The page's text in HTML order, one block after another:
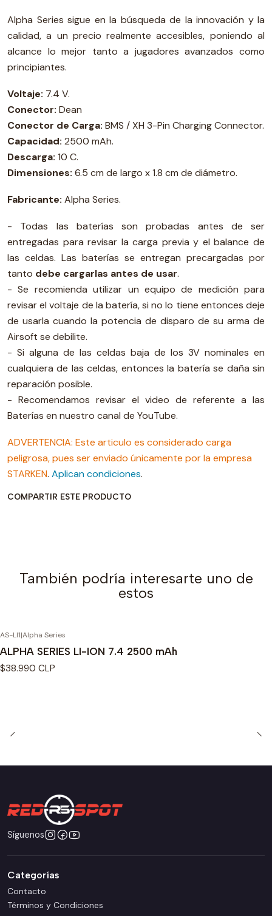
Alpha Series sigue en la búsqueda de la innovación y la
calidad, a un precio realmente accesibles, poniendo al
alcance lo mejor tanto a jugadores avanzados como
principiantes.
Voltaje: 7.4 V.
Conector: Dean
Conector de Carga: BMS / XH 3-Pin Charging Connector.
Capacidad: 2500 mAh.
Descarga: 10 C.
Dimensiones: 6.5 cm de largo x 1.8 cm de diámetro.
Fabricante: Alpha Series.
- Todas las baterías son probadas antes de ser
entregadas para revisar la carga previa y el balance de
las celdas. Las baterías se entregan precargadas por
tanto debe cargarlas antes de usar.
- Se recomienda utilizar un equipo de medición para
revisar el voltaje de la batería, si no lo tiene entonces deje
de usarla cuando la potencia de disparo de su arma de
Airsoft se debilite.
- Si alguna de las celdas baja de los 3V nominales en
cualquiera de las celdas, entonces la batería se daña sin
reparación posible.
- Recomendamos revisar el video de referente a las
Baterías en nuestro canal de YouTube.
ADVERTENCIA: Este articulo es considerado carga
peligrosa, pues ser enviado únicamente por la empresa
STARKEN. Aplican condiciones.
COMPARTIR ESTE PRODUCTO
También podría interesarte uno de
estos
AS-LI1|Alpha Series
ALPHA SERIES LI-ION 7.4 2500 mAh
$38.990 CLP
Síguenos
Categorías
Contacto
Términos y Condiciones